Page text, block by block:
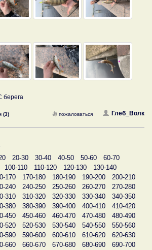
берега
(3) Глеб_Волк
пожаловаться
20-30 30-40 40-50 50-60
60-70
100-110 110-120 120-130
130-140
170 170-180 180-190 190-200
200-210
240 240-250 250-260 260-270
270-280
310 310-320 320-330 330-340
340-350
380 380-390 390-400 400-410
410-420
450 450-460 460-470 470-480
480-490
520 520-530 530-540 540-550
550-560
590 590-600 600-610 610-620
620-630
660 660-670 670-680 680-690
690-700